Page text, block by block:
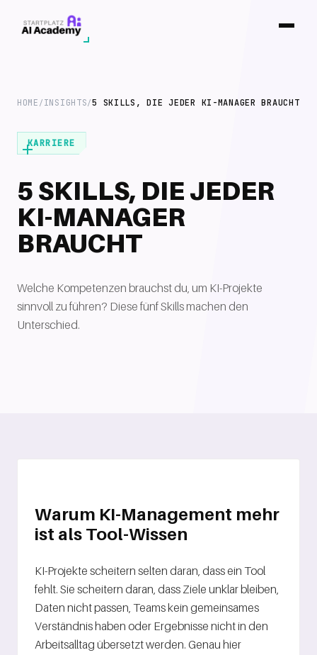
HOME / INSIGHTS/5 SKILLS, DIE JEDER KI-MANAGER BRAUCHT
KARRIERE
5 SKILLS, DIE JEDER
KI-MANAGER
BRAUCHT
Welche Kompetenzen brauchst du, um KI-Projekte
sinnvoll zu führen? Diese fünf Skills machen den
Unterschied.
Warum KI-Management mehr
ist als Tool-Wissen
KI-Projekte scheitern selten daran, dass ein Tool
fehlt. Sie scheitern daran, dass Ziele unklar bleiben,
Daten nicht passen, Teams kein gemeinsames
Verständnis haben oder Ergebnisse nicht in den
Arbeitsalltag übersetzt werden. Genau hier